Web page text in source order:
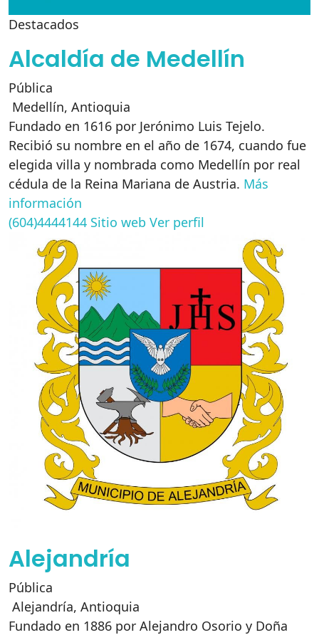
Destacados
Alcaldía de Medellín
Pública
Medellín, Antioquia
Fundado en 1616 por Jerónimo Luis Tejelo.
Recibió su nombre en el año de 1674, cuando fue
elegida villa y nombrada como Medellín por real
cédula de la Reina Mariana de Austria. Más
información
(604)4444144 Sitio web Ver perfil
Alejandría
Pública
Alejandría, Antioquia
Fundado en 1886 por Alejandro Osorio y Doña